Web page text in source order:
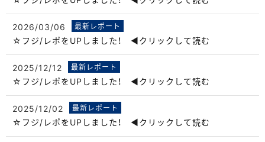
2026/03/06 最新レポート
☆フジ/レポをUPしました！ ◀クリックして読む
2025/12/12 最新レポート
☆フジ/レポをUPしました！ ◀クリックして読む
2025/12/02 最新レポート
☆フジ/レポをUPしました！ ◀クリックして読む